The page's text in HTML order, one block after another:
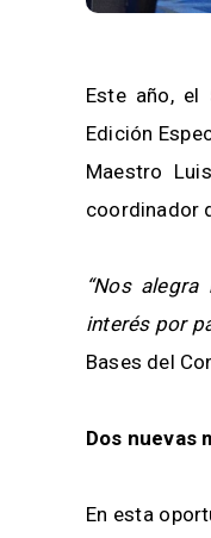
Este año, el
Edición
Maestro
coordinador
“Nos
interés por
Bases del
Dos nuevas
En esta